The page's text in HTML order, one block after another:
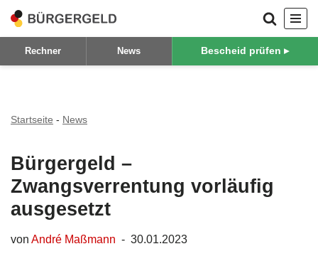
Zum
Inhalt
Rechner News Bescheid prüfen ▸
Startseite - News
Bürgergeld –
Zwangsverrentung vorläufig
ausgesetzt
von André Maßmann 30.01.2023